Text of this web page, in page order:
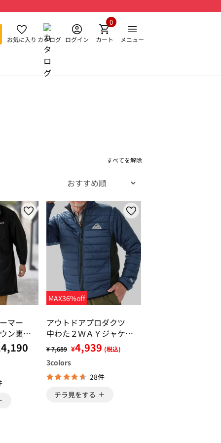
お気に入り カタログ ログイン カート
0
メニュー
すべてを解除
マー
ン裏ボ
MAX36%off
アウトドアプロダクツ
中わた２ＷＡＹジャケッ
ト
¥ 7,689 ¥4,939 (税込)
3colors
28件
チラ見をする